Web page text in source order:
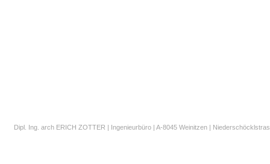
Dipl. Ing. arch ERICH ZOTTER | Ingenieurbüro | A-8045 Weinitzen |